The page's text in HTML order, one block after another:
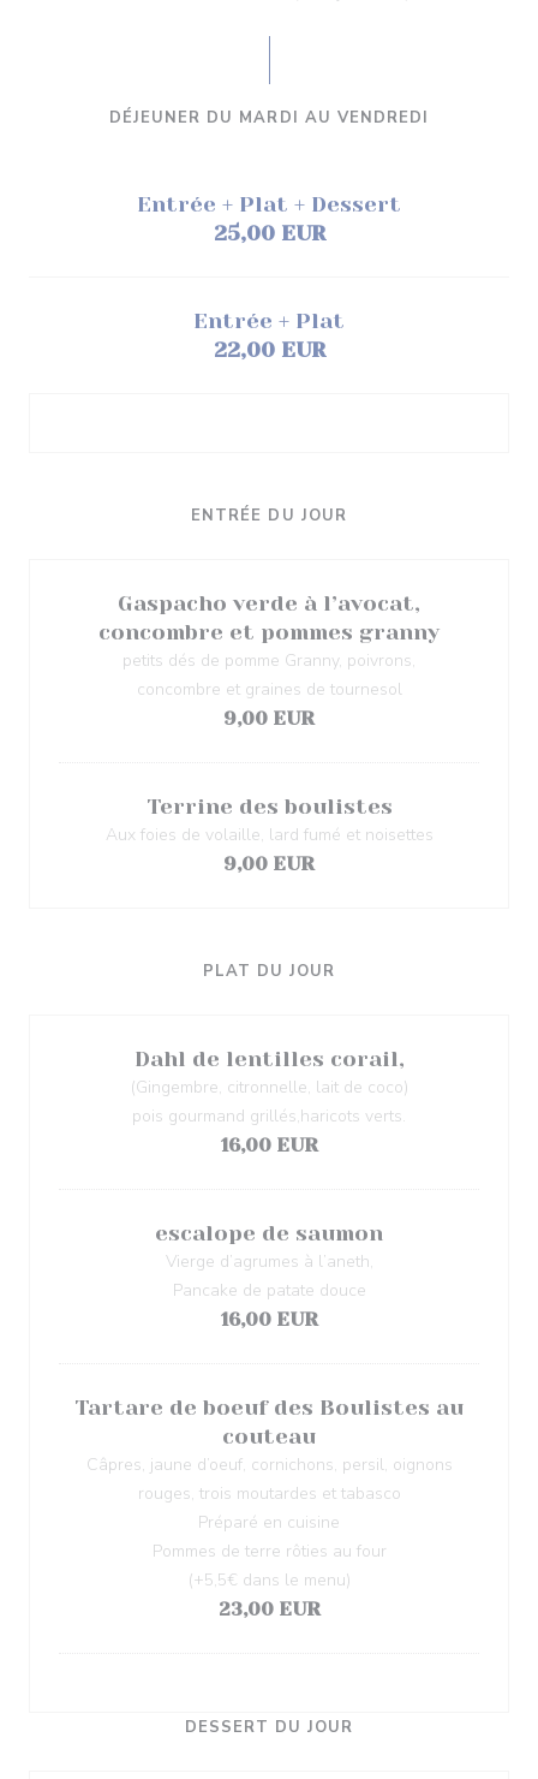
DÉJEUNER DU MARDI AU VENDREDI
Entrée + Plat + Dessert
25,00 EUR
Entrée + Plat
22,00 EUR
ENTRÉE DU JOUR
Gaspacho verde à l’avocat,
concombre et pommes granny
petits dés de pomme Granny, poivrons,
concombre et graines de tournesol
9,00 EUR
Terrine des boulistes
Aux foies de volaille, lard fumé et noisettes
9,00 EUR
PLAT DU JOUR
Dahl de lentilles corail,
(Gingembre, citronnelle, lait de coco)
pois gourmand grillés,haricots verts.
16,00 EUR
escalope de saumon
Vierge d’agrumes à l’aneth,
Pancake de patate douce
16,00 EUR
Tartare de boeuf des Boulistes au
couteau
Câpres, jaune d’oeuf, cornichons, persil, oignons
rouges, trois moutardes et tabasco
Préparé en cuisine
Pommes de terre rôties au four
(+5,5€ dans le menu)
23,00 EUR
DESSERT DU JOUR